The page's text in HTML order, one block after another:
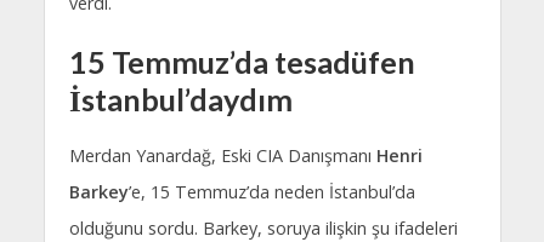
15 Temmuz’da tesadüfen
İstanbul’daydım
Merdan Yanardağ, Eski CIA Danışmanı Henri
Barkey’e, 15 Temmuz’da neden İstanbul’da
olduğunu sordu. Barkey, soruya ilişkin şu ifadeleri